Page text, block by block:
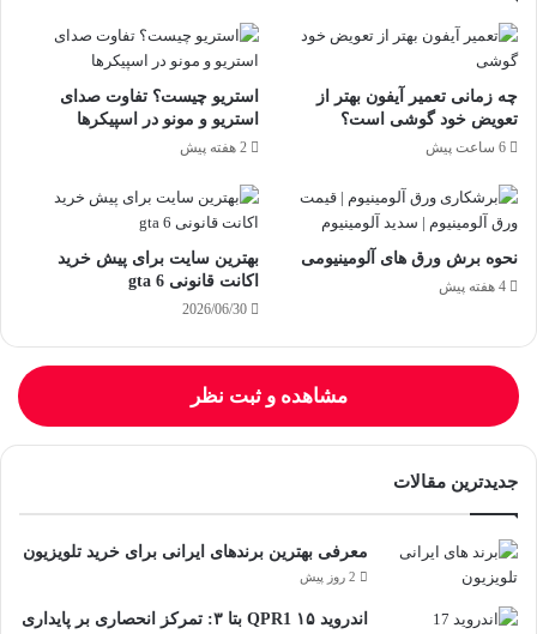
چه زمانی تعمیر آیفون بهتر از
تعویض خود گوشی است؟
6 ساعت پیش
استریو چیست؟ تفاوت صدای
استریو و مونو در اسپیکرها
2 هفته پیش
نحوه برش ورق های آلومینیومی
4 هفته پیش
بهترین سایت برای پیش خرید
اکانت قانونی gta 6
2026/06/30
مشاهده و ثبت نظر
جدیدترین مقالات
معرفی بهترین برندهای ایرانی برای خرید تلویزیون
2 روز پیش
اندروید ۱۵ QPR1 بتا ۳: تمرکز انحصاری بر پایداری